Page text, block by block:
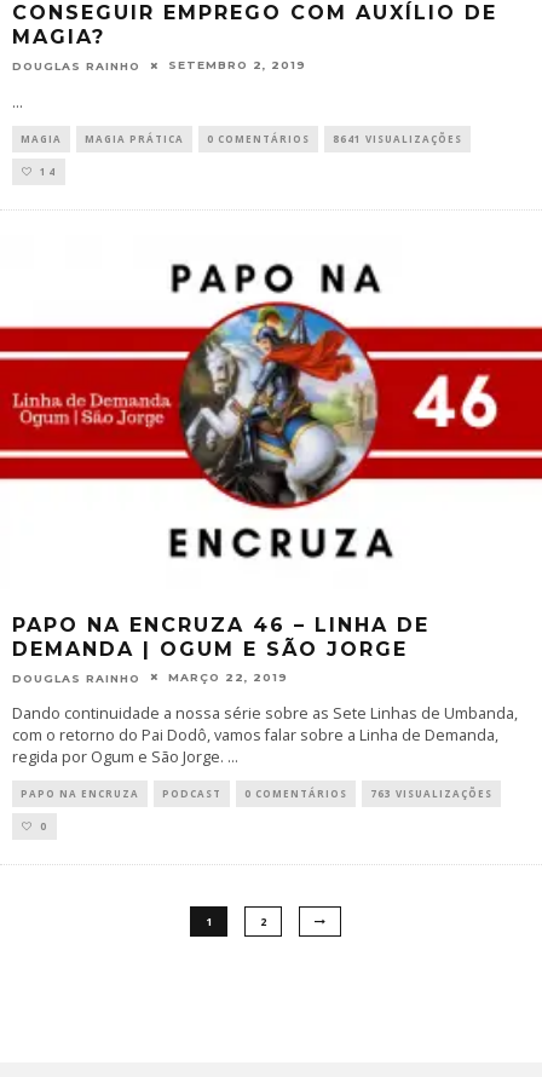
CONSEGUIR EMPREGO COM AUXÍLIO DE
MAGIA?
DOUGLAS RAINHO SETEMBRO 2, 2019
...
MAGIA MAGIA PRÁTICA 0 COMENTÁRIOS 8641 VISUALIZAÇÕES
14
PAPO NA ENCRUZA 46 – LINHA DE
DEMANDA | OGUM E SÃO JORGE
DOUGLAS RAINHO MARÇO 22, 2019
Dando continuidade a nossa série sobre as Sete Linhas de Umbanda,
com o retorno do Pai Dodô, vamos falar sobre a Linha de Demanda,
regida por Ogum e São Jorge. ...
PAPO NA ENCRUZA PODCAST 0 COMENTÁRIOS 763 VISUALIZAÇÕES
0
1 2